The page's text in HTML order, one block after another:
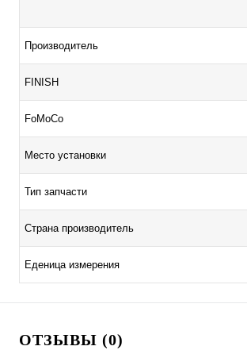
Производитель
FINISH
FoMoCo
Место установки
Тип запчасти
Страна производитель
Еденица измерения
ОТЗЫВЫ (0)